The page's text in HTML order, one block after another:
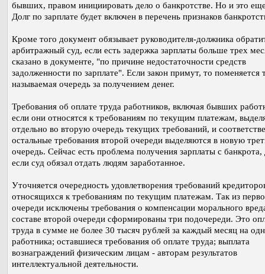
бывших, правом инициировать дело о банкротстве. Но и это
Долг по зарплате будет включен в перечень признаков
Кроме того документ обязывает руководителя-должника
арбитражный суд, если есть задержка зарплаты больше трех
сказано в документе, "по причине недостаточности средств
задолженности по зарплате". Если закон примут, то поменяется
называемая очередь за получением денег.
Требования об оплате труда работников, включая бывших
если они относятся к требованиям по текущим платежам,
отдельно во вторую очередь текущих требований, и
остальные требования второй очереди выделяются в новую
очередь. Сейчас есть проблема получения зарплаты с банкрота,
если суд обязал отдать людям заработанное.
Уточняется очередность удовлетворения требований
относящихся к требованиям по текущим платежам. Так из
очереди исключены требования о компенсации морального
составе второй очереди сформированы три подочереди. Это
труда в сумме не более 30 тысяч рублей за каждый месяц на
работника; оставшиеся требования об оплате труда; выплата
вознаграждений физическим лицам - авторам результатов
интеллектуальной деятельности.